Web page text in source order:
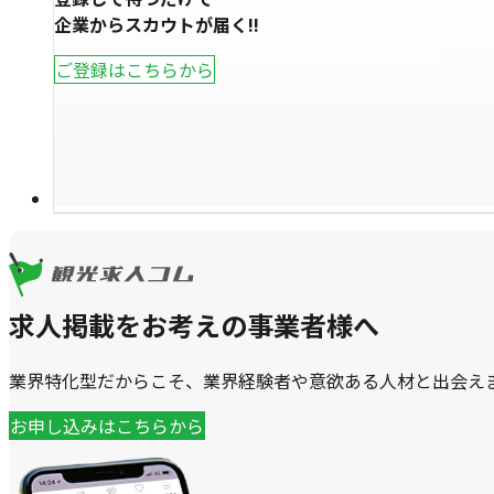
企業からスカウトが届く!!
ご登録はこちらから
求人掲載をお考えの事業者様へ
業界特化型だからこそ、業界経験者や意欲ある人材と出会え
お申し込みはこちらから